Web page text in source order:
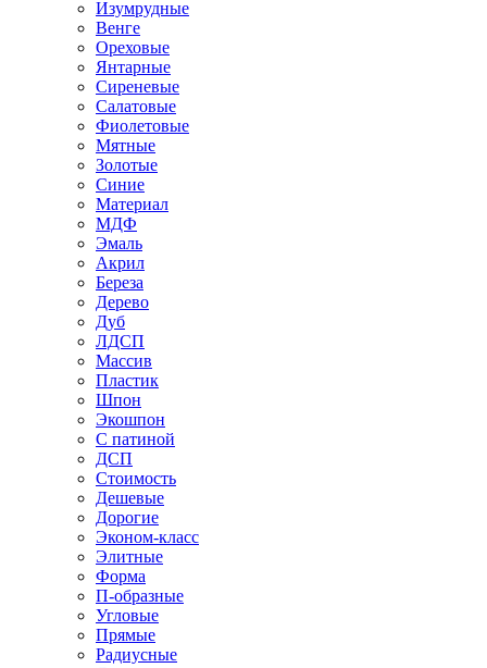
Изумрудные
Венге
Ореховые
Янтарные
Сиреневые
Салатовые
Фиолетовые
Мятные
Золотые
Синие
Материал
МДФ
Эмаль
Акрил
Береза
Дерево
Дуб
ЛДСП
Массив
Пластик
Шпон
Экошпон
С патиной
ДСП
Стоимость
Дешевые
Дорогие
Эконом-класс
Элитные
Форма
П-образные
Угловые
Прямые
Радиусные